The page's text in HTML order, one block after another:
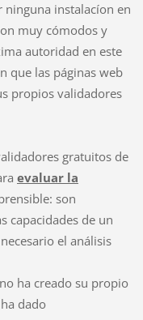
ninguna instalacíon en
muy cómodos y
autoridad en este
que las páginas web
propios validadores
gratuitos de
evaluar la
son
capacidades de un
el análisis
ha creado su propio
dado